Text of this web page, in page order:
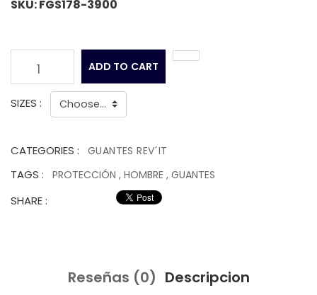
SKU: FGS178-3900
1 ADD TO CART
SIZES :
CATEGORIES : GUANTES REV´IT
TAGS : PROTECCIÓN , HOMBRE , GUANTES
SHARE :
Reseñas (0) Descripcion